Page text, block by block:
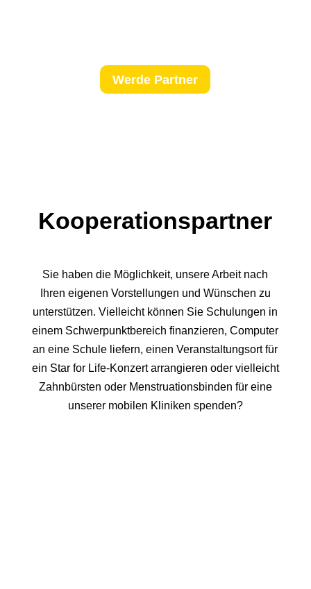
Werde Partner
Kooperationspartner
Sie haben die Möglichkeit, unsere Arbeit nach
Ihren eigenen Vorstellungen und Wünschen zu
unterstützen. Vielleicht können Sie Schulungen in
einem Schwerpunktbereich finanzieren, Computer
an eine Schule liefern, einen Veranstaltungsort für
ein Star forLife-Konzert arrangieren oder vielleicht
Zahnbürsten oder Menstruationsbinden für eine
unserer mobilen Kliniken spenden?